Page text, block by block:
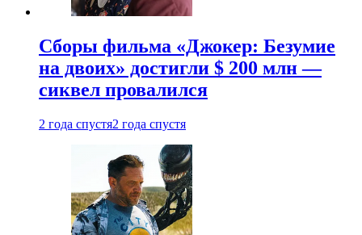
Сборы фильма «Джокер: Безумие
на двоих» достигли $ 200 млн —
сиквел провалился
2 года спустя2 года спустя